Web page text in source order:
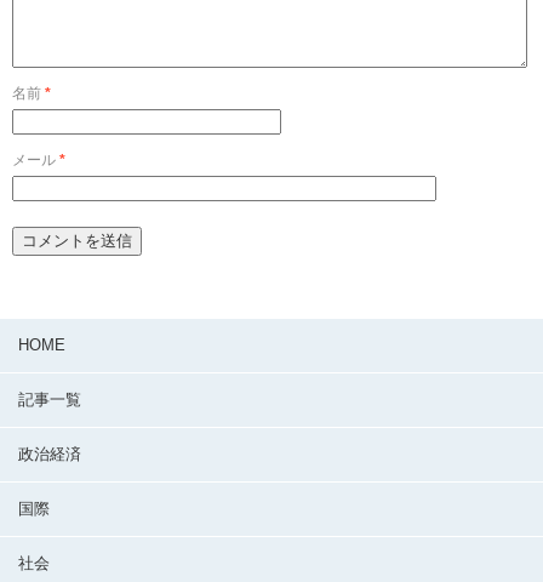
名前 *
メール *
HOME
記事一覧
政治経済
国際
社会